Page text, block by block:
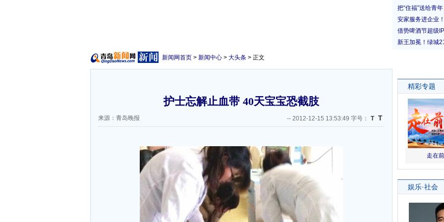
新闻网首页 > 新闻中心 > 大头条 > 正文
护士忘解止血带 40天宝宝恐截肢
来源：青岛晚报 -- 2012-12-15 13:53:49 字号： T T